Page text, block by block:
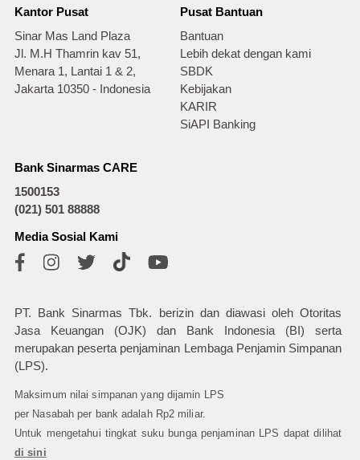
Kantor Pusat
Sinar Mas Land Plaza
Jl. M.H Thamrin kav 51,
Menara 1, Lantai 1 & 2,
Jakarta 10350 - Indonesia
Pusat Bantuan
Bantuan
Lebih dekat dengan kami
SBDK
Kebijakan
KARIR
SiAPI Banking
Bank Sinarmas CARE
1500153
(021) 501 88888
Media Sosial Kami
PT. Bank Sinarmas Tbk. berizin dan diawasi oleh Otoritas
Jasa Keuangan (OJK) dan Bank Indonesia (BI) serta
merupakan peserta penjaminan Lembaga Penjamin Simpanan
(LPS).
Maksimum nilai simpanan yang dijamin LPS
per Nasabah per bank adalah Rp2 miliar.
Untuk mengetahui tingkat suku bunga penjaminan LPS dapat dilihat
di sini